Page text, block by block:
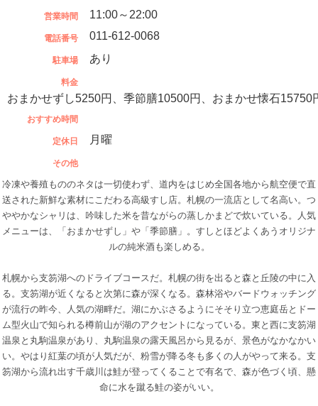
営業時間 11:00～22:00
電話番号 011-612-0068
駐車場 あり
料金
おまかせずし5250円、季節膳10500円、おまかせ懐石15750
おすすめ時間
定休日 月曜
その他
冷凍や養殖もののネタは一切使わず、道内をはじめ全国各地から航空便で直
送された新鮮な素材にこだわる高級すし店。札幌の一流店として名高い。つ
ややかなシャリは、吟味した米を昔ながらの蒸しかまどで炊いている。人気
メニューは、「おまかせずし」や「季節膳」。すしとほどよくあうオリジナ
ルの純米酒も楽しめる。
札幌から支笏湖へのドライブコースだ。札幌の街を出ると森と丘陵の中に入
る。支笏湖が近くなると次第に森が深くなる。森林浴やバードウォッチング
が流行の昨今、人気の湖畔だ。湖にかぶさるようにそそり立つ恵庭岳とドー
ム型火山で知られる樽前山が湖のアクセントになっている。東と西に支笏湖
温泉と丸駒温泉があり、丸駒温泉の露天風呂から見るが、景色がなかなかい
い。やはり紅葉の頃が人気だが、粉雪が降る冬も多くの人がやって来る。支
笏湖から流れ出す千歳川は鮭が登ってくることで有名で、森が色づく頃、懸
命に水を蹴る鮭の姿がいい。